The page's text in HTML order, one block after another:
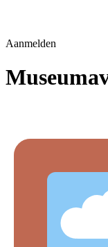
Aanmelden